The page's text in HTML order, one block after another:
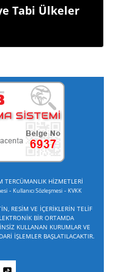
HİZMETLERİ
- Kullanıcı Sözleşmesi - KVKK
RESİM VE İÇERİKLERİN TELİF
BİR ORTAMDA
KULLANAN KURUMLAR VE
İŞLEMLER BAŞLATILACAKTIR.